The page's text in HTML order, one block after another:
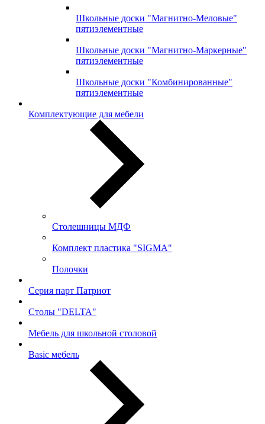
Школьные доски "Магнитно-Меловые"
пятиэлементные
Школьные доски "Магнитно-Маркерные"
пятиэлементные
Школьные доски "Комбинированные"
пятиэлементные
Комплектующие для мебели
Столешницы МДФ
Комплект пластика "SIGMA"
Полочки
Серия парт Патриот
Столы "DELTA"
Мебель для школьной столовой
Basic мебель